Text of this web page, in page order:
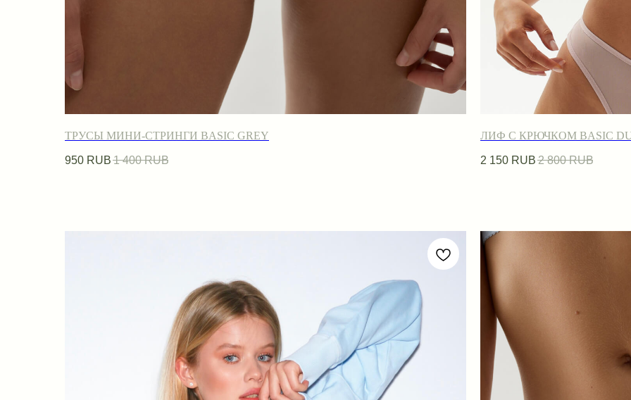
ТРУСЫ МИНИ-СТРИНГИ BASIC GREY
950 RUB 1 400 RUB
ЛИФ С КРЮЧКОМ BASIC
2 150 RUB 2 800 RUB